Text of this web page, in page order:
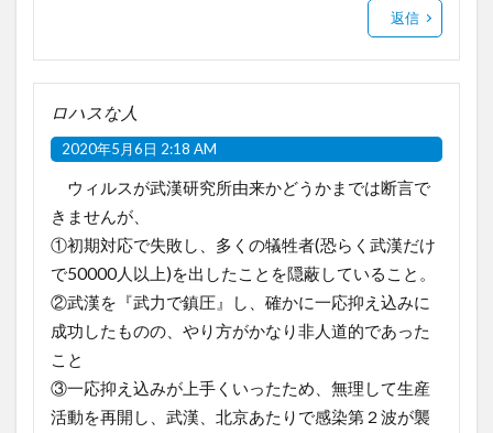
返信
ロハスな人
2020年5月6日 2:18 AM
ウィルスが武漢研究所由来かどうかまでは断言で
きませんが、
①初期対応で失敗し、多くの犠牲者(恐らく武漢だけ
で50000人以上)を出したことを隠蔽していること。
②武漢を『武力で鎮圧』し、確かに一応抑え込みに
成功したものの、やり方がかなり非人道的であった
こと
③一応抑え込みが上手くいったため、無理して生産
活動を再開し、武漢、北京あたりで感染第２波が襲